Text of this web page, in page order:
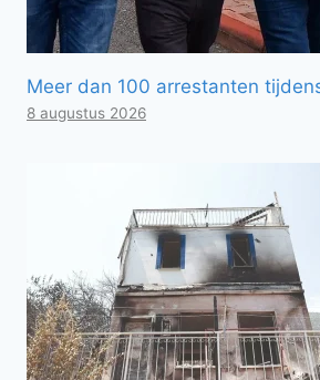
Meer dan 100 arrestanten
8 augustus 2026